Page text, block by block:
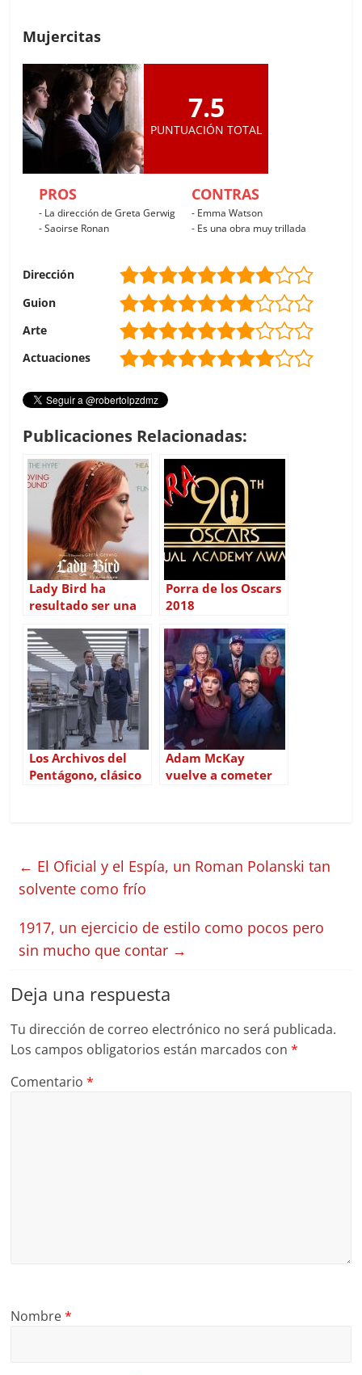
Mujercitas
7.5
PUNTUACIÓN TOTAL
PROS
- La dirección de Greta Gerwig
- Saoirse Ronan
CONTRAS
- Emma Watson
- Es una obra muy trillada
Dirección
Guion
Arte
Actuaciones
Publicaciones Relacionadas:
Lady Bird ha
resultado ser una
Porra de los Oscars
2018
Los Archivos del
Pentágono, clásico
Adam McKay
vuelve a cometer
← El Oficial y el Espía, un Roman Polanski tan
solvente como frío
1917, un ejercicio de estilo como pocos pero
sin mucho que contar →
Deja una respuesta
Tu dirección de correo electrónico no será publicada.
Los campos obligatorios están marcados con*
Comentario*
Nombre*